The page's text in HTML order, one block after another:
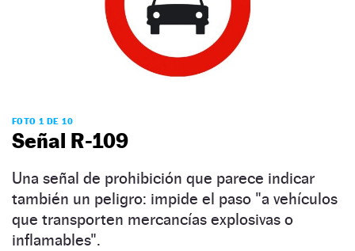
FOTO 1 DE 10
Señal R-109
Una señal de prohibición que parece indicar
también un peligro: impide el paso "a vehículos
que transporten mercancías explosivas o
inflamables".